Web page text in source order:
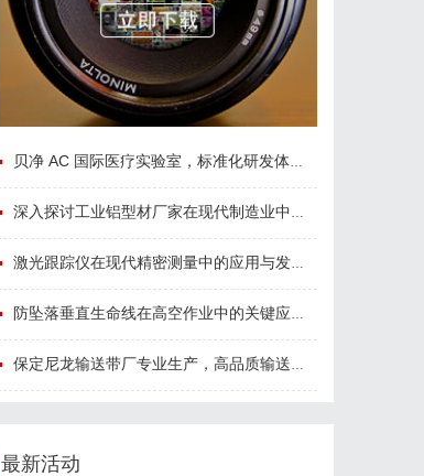
贝净 AC 国际医疗实验室，标准化研发体系全解析
深入探讨工业铝型材厂家在现代制造业中的重要角色与发展趋势
激光跟踪仪在现代精密测量中的应用与发展趋势
防坠落垂直生命线在高空作业中的关键应用与安全保障
保定尼龙输送带厂专业生产，高品质输送解决方案
最新活动